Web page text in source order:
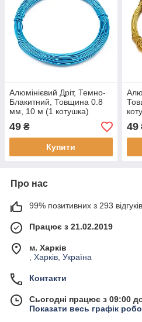
Алюмінієвий Дріт, Темно-
Блакитний, Товщина 0.8
мм, 10 м (1 котушка)
49 ₴
Купити
49
Про нас
99% позитивних з 293
Працює з 21.02.2019
м. Харків
, Харків, Україна
Контакти
Сьогодні працює з 09:00
Показати весь графік